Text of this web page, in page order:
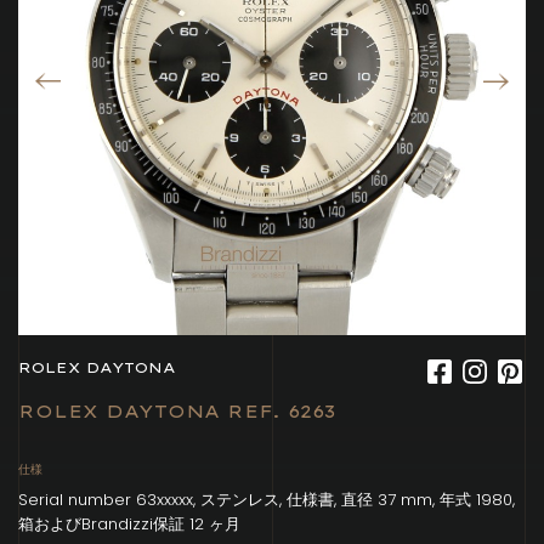
ROLEX DAYTONA
ROLEX DAYTONA REF. 6263
仕様
Serial number 63xxxxx, ステンレス, 仕様書, 直径 37 mm, 年式 1980,
箱およびBrandizzi保証 12 ヶ月